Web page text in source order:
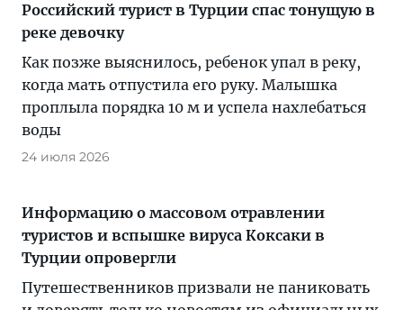
Российский турист в Турции спас тонущую в
реке девочку
Как позже выяснилось, ребенок упал в реку,
когда мать отпустила его руку. Малышка
проплыла порядка 10 м и успела нахлебаться
воды
24 июля 2026
Информацию о массовом отравлении
туристов и вспышке вируса Коксаки в
Турции опровергли
Путешественников призвали не паниковать